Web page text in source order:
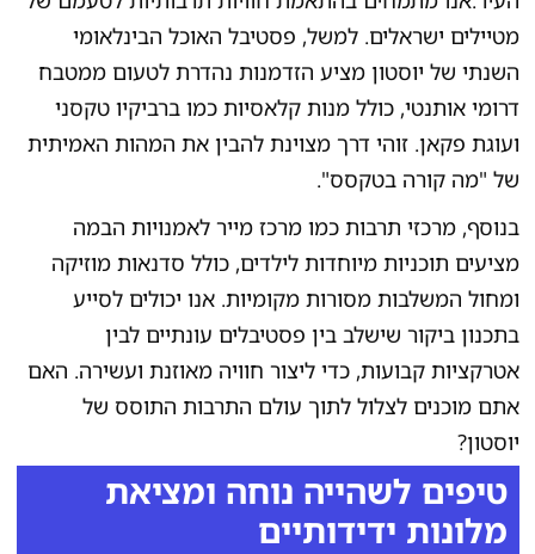
מטיילים ישראלים. למשל, פסטיבל האוכל הבינלאומי
השנתי של יוסטון מציע הזדמנות נהדרת לטעום ממטבח
דרומי אותנטי, כולל מנות קלאסיות כמו ברביקיו טקסני
ועוגת פקאן. זוהי דרך מצוינת להבין את המהות האמיתית
של "מה קורה בטקסס".
בנוסף, מרכזי תרבות כמו מרכז מייר לאמנויות הבמה
מציעים תוכניות מיוחדות לילדים, כולל סדנאות מוזיקה
ומחול המשלבות מסורות מקומיות. אנו יכולים לסייע
בתכנון ביקור שישלב בין פסטיבלים עונתיים לבין
אטרקציות קבועות, כדי ליצור חוויה מאוזנת ועשירה. האם
אתם מוכנים לצלול לתוך עולם התרבות התוסס של
יוסטון?
טיפים לשהייה נוחה ומציאת
מלונות ידידותיים